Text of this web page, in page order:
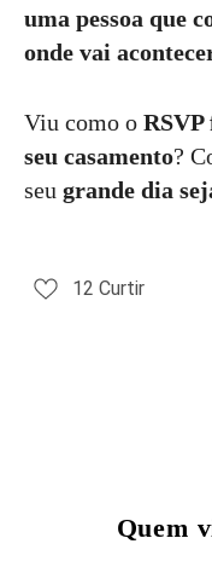
uma pessoa que
onde vai
Viu como o RSVP
seu casamento?
seu grande dia
12 Curtir
Quem